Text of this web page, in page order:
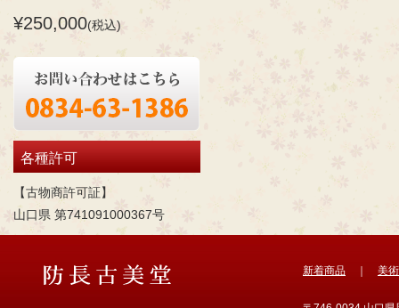
¥250,000(税込)
各種許可
【古物商許可証】
山口県 第741091000367号
新着商品 美